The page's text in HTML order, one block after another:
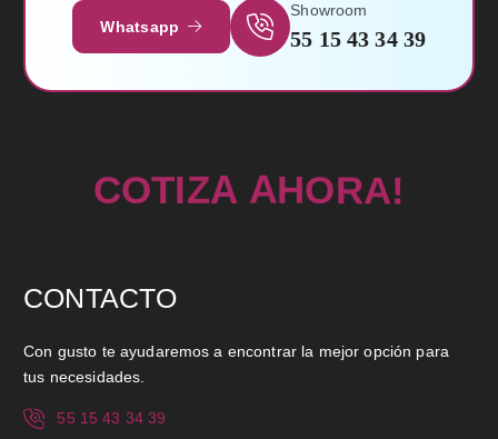
Whatsapp
Showroom
55 15 43 34 39
COTIZA AHORA!
CONTACTO
Con gusto te ayudaremos a encontrar la mejor opción para
tus necesidades.
55 15 43 34 39